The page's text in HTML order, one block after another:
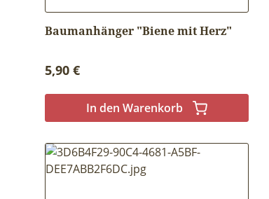
Baumanhänger "Biene mit Herz"
Regulärer Preis:
5,90 €
In den Warenkorb